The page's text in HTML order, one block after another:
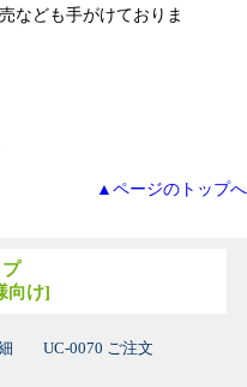
なども手がけておりま
▲ページのトップへ
向け]
UC-0070 ご注文